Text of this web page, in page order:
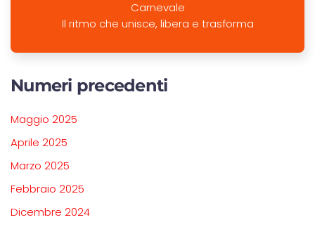
Carnevale
Il ritmo che unisce, libera e trasforma
Numeri precedenti
Maggio 2025
Aprile 2025
Marzo 2025
Febbraio 2025
Dicembre 2024